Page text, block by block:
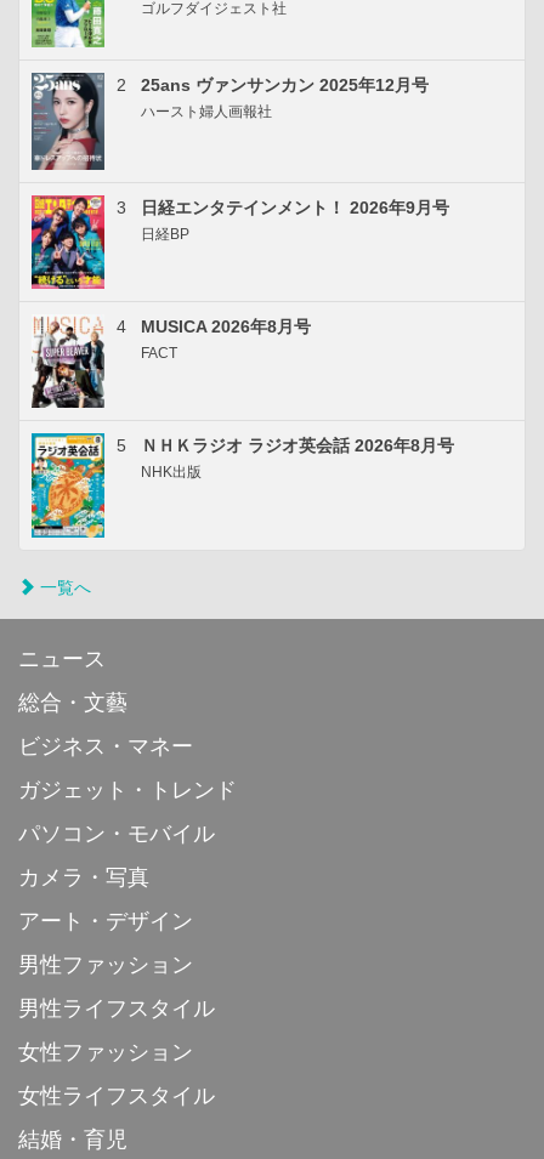
ゴルフダイジェスト社
2 25ans ヴァンサンカン 2025年12月号
ハースト婦人画報社
3 日経エンタテインメント！ 2026年9月号
日経BP
4 MUSICA 2026年8月号
FACT
5 ＮＨＫラジオ ラジオ英会話 2026年8月号
NHK出版
一覧へ
ニュース
総合・文藝
ビジネス・マネー
ガジェット・トレンド
パソコン・モバイル
カメラ・写真
アート・デザイン
男性ファッション
男性ライフスタイル
女性ファッション
女性ライフスタイル
結婚・育児